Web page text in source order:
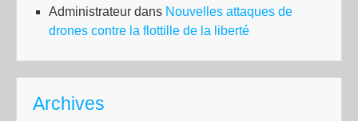
Administrateur dans Nouvelles attaques de
drones contre la flottille de la liberté
Archives